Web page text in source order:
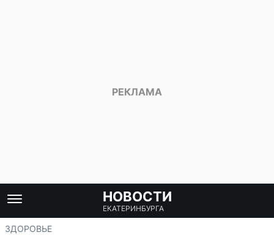
НОВОСТИ
ЕКАТЕРИНБУРГА
ЗДОРОВЬЕ